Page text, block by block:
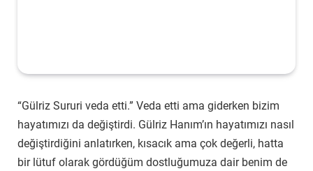
“Gülriz Sururi veda etti.” Veda etti ama giderken bizim
hayatımızı da değiştirdi. Gülriz Hanım’ın hayatımızı nasıl
değiştirdiğini anlatırken, kısacık ama çok değerli, hatta
bir lütuf olarak gördüğüm dostluğumuza dair benim de